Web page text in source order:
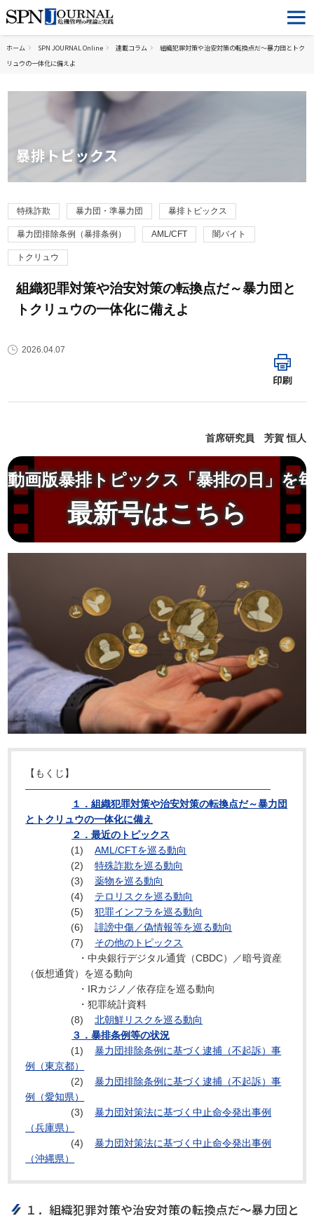
ホーム SPN JOURNAL Online 連載コラム
組織犯罪対策や治安対策の転換点だ～暴力団とトク
リュウの一体化に備えよ
暴排トピックス
特殊詐欺 暴力団・準暴力団 暴排トピックス
暴力団排除条例（暴排条例） AML/CFT 闇バイト
トクリュウ
組織犯罪対策や治安対策の転換点だ～暴力団と
トクリュウの一体化に備えよ
2026.04.07
印刷
首席研究員 芳賀 恒人
動画版暴排トピックス「暴排の日」を
最新号はこちら
【もくじ】
―――――――――――――――――――――――――
１．組織犯罪対策や治安対策の転換点だ～暴力団
とトクリュウの一体化に備え
２．最近のトピックス
(1)
AML/CFTを巡る動向
(2)
特殊詐欺を巡る動向
(3)
薬物を巡る動向
(4)
テロリスクを巡る動向
(5)
犯罪インフラを巡る動向
(6)
誹謗中傷／偽情報等を巡る動向
(7)
その他のトピックス
・中央銀行デジタル通貨（CBDC）／暗号資産
（仮想通貨）を巡る動向
・IRカジノ／依存症を巡る動向
・犯罪統計資料
(8)
北朝鮮リスクを巡る動向
３．暴排条例等の状況
(1)
暴力団排除条例に基づく逮捕（不起訴）事
例（東京都）
(2)
暴力団排除条例に基づく逮捕（不起訴）事
例（愛知県）
(3)
暴力団対策法に基づく中止命令発出事例
（兵庫県）
(4)
暴力団対策法に基づく中止命令発出事例
（沖縄県）
１．組織犯罪対策や治安対策の転換点だ～暴力団と